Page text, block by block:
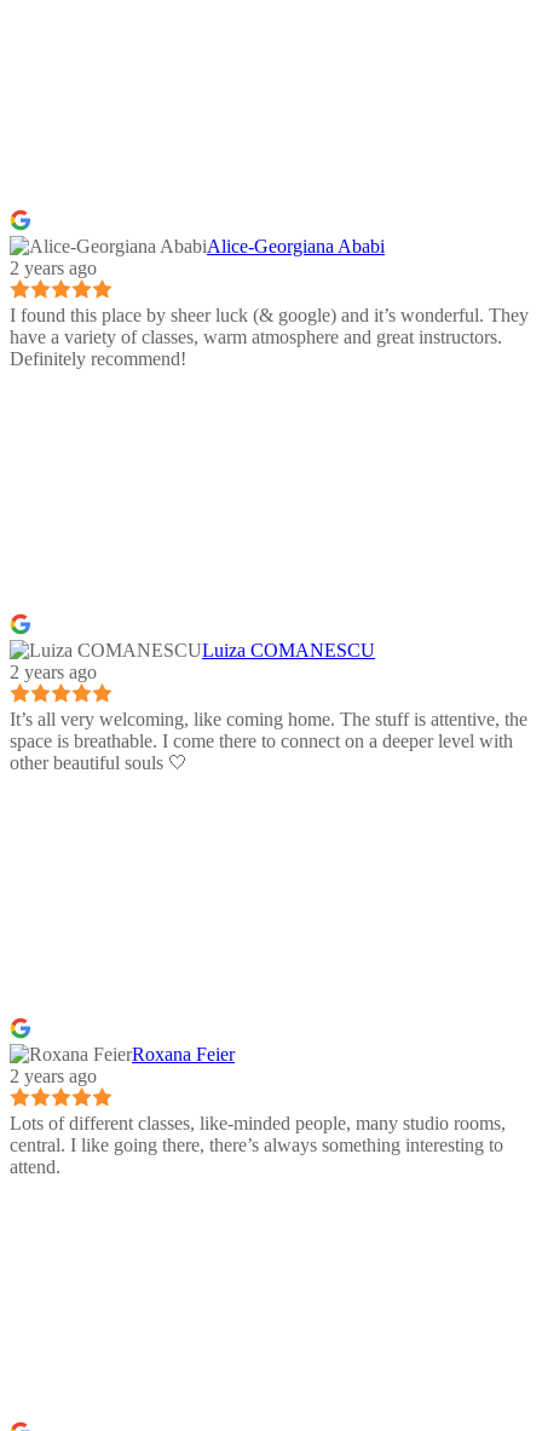
Alice-Georgiana Ababi
2 years ago
I found this place by sheer luck (& google) and it’s wonderful. They
have a variety of classes, warm atmosphere and great instructors.
Definitely recommend!
Luiza COMANESCU
2 years ago
It’s all very welcoming, like coming home. The stuff is attentive, the
space is breathable. I come there to connect on a deeper level with
other beautiful souls 🤍
Roxana Feier
2 years ago
Lots of different classes, like-minded people, many studio rooms,
central. I like going there, there’s always something interesting to
attend.